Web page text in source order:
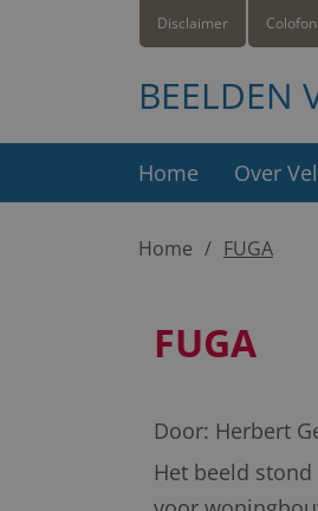
Colofon
Disclaimer
BEELDEN
Home Over
Home FUGA
FUGA
Door: Herbert
Het beeld